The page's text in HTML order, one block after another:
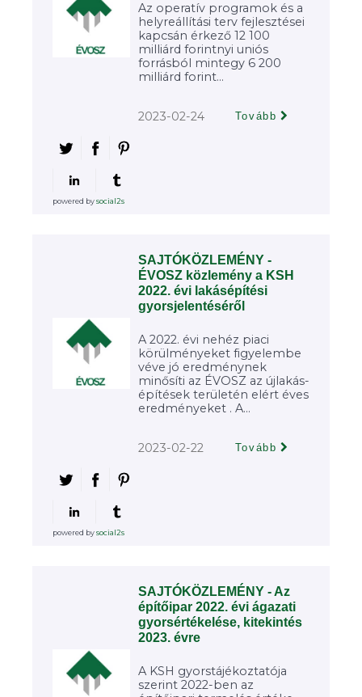
Az operatív programok és a
helyreállítási terv fejlesztései
kapcsán érkező 12 100
milliárd forintnyi uniós
forrásból mintegy 6 200
milliárd forint...
2023-02-24 Tovább
powered bysocial2s
SAJTÓKÖZLEMÉNY -
ÉVOSZ közlemény a KSH
2022. évi lakásépítési
gyorsjelentéséről
A 2022. évi nehéz piaci
körülményeket figyelembe
véve jó eredménynek
minősíti az ÉVOSZ az újlakás-
építések területén elért éves
eredményeket . A...
2023-02-22 Tovább
powered bysocial2s
SAJTÓKÖZLEMÉNY - Az
építőipar 2022. évi ágazati
gyorsértékelése, kitekintés
2023. évre
A KSH gyorstájékoztatója
szerint 2022-ben az